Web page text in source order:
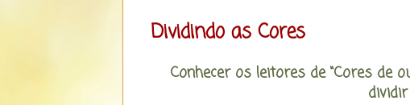
Dividindo as Cores
Conhecer os leitores de “Cores de